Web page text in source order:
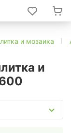
и мозаика
и